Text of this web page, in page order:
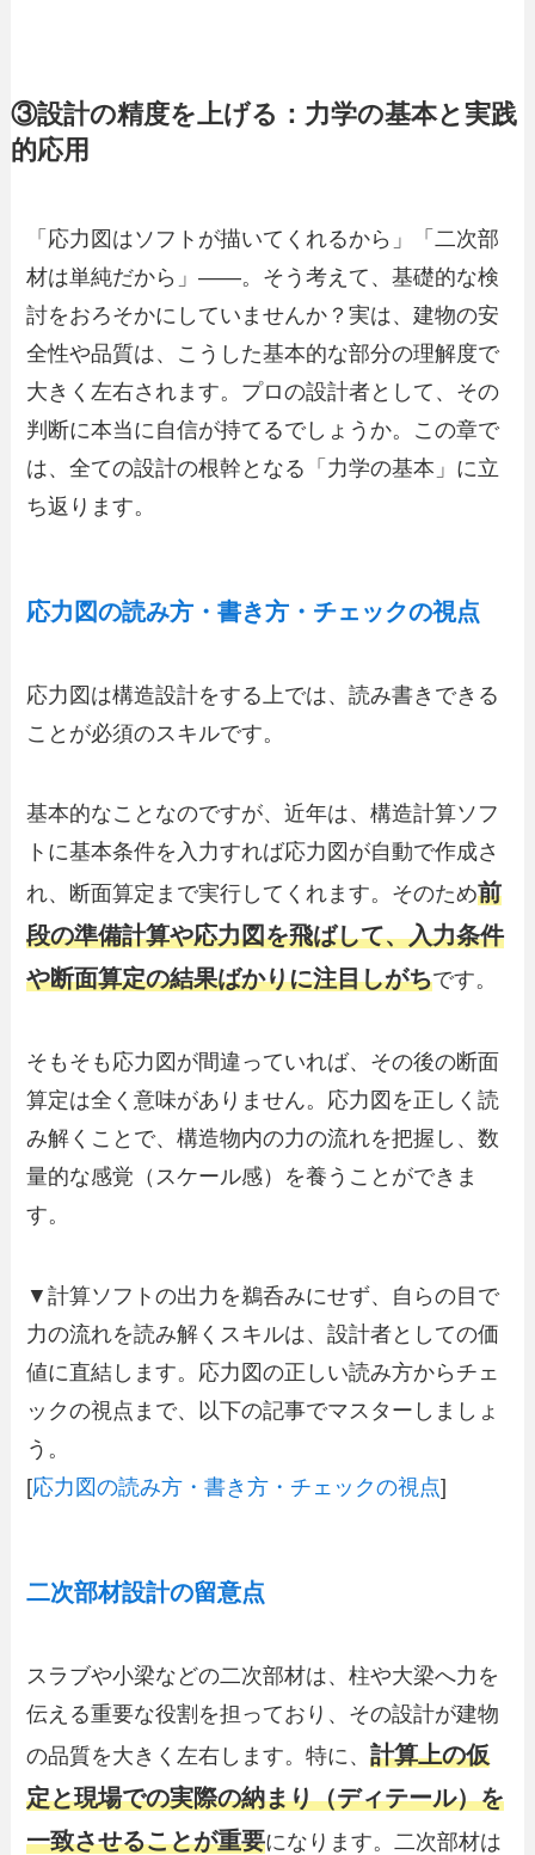
③設計の精度を上げる：力学の基本と実践
的応用
「応力図はソフトが描いてくれるから」「二次部
材は単純だから」――。そう考えて、基礎的な検
討をおろそかにしていませんか？実は、建物の安
全性や品質は、こうした基本的な部分の理解度で
大きく左右されます。プロの設計者として、その
判断に本当に自信が持てるでしょうか。この章で
は、全ての設計の根幹となる「力学の基本」に立
ち返ります。
応力図の読み方・書き方・チェックの視点
応力図は構造設計をする上では、読み書きできる
ことが必須のスキルです。
基本的なことなのですが、近年は、構造計算ソフ
トに基本条件を入力すれば応力図が自動で作成さ
れ、断面算定まで実行してくれます。そのため前
段の準備計算や応力図を飛ばして、入力条件
や断面算定の結果ばかりに注目しがちです。
そもそも応力図が間違っていれば、その後の断面
算定は全く意味がありません。応力図を正しく読
み解くことで、構造物内の力の流れを把握し、数
量的な感覚（スケール感）を養うことができま
す。
▼計算ソフトの出力を鵜呑みにせず、自らの目で
力の流れを読み解くスキルは、設計者としての価
値に直結します。応力図の正しい読み方からチェ
ックの視点まで、以下の記事でマスターしましょ
う。
[応力図の読み方・書き方・チェックの視点]
二次部材設計の留意点
スラブや小梁などの二次部材は、柱や大梁へ力を
伝える重要な役割を担っており、その設計が建物
の品質を大きく左右します。特に、計算上の仮
定と現場での実際の納まり（ディテール）を
一致させることが重要になります。二次部材は